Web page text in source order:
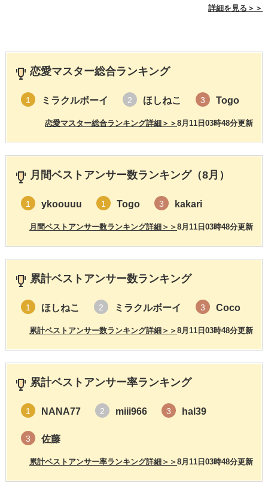
詳細を見る＞＞
恋愛マスター総合ランキング
1 ミラクルボーイ 2 ほしねこ 3 Togo
8月11日03時48分更新
恋愛マスター総合ランキング詳細＞＞
月間ベストアンサー数ランキング（8月）
1 ykoouuu 1 Togo 3 kakari
8月11日03時48分更新
月間ベストアンサー数ランキング詳細＞＞
累計ベストアンサー数ランキング
1 ほしねこ 2 ミラクルボーイ 3 Coco
8月11日03時48分更新
累計ベストアンサー数ランキング詳細＞＞
累計ベストアンサー率ランキング
1 NANA77 2 miii966 3 hal39
3 佐藤
8月11日03時48分更新
累計ベストアンサー率ランキング詳細＞＞